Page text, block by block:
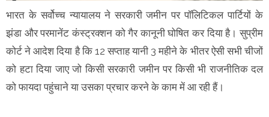
भारत के सर्वोच्च न्यायालय ने सरकारी जमीन पर पॉलिटिकल पार्टियों के
झंडा और परमानेंट कंस्ट्रक्शन को गैर कानूनी घोषित कर दिया है। सुप्रीम
कोर्ट ने आदेश दिया है कि 12 सप्ताह यानी 3 महीने के भीतर ऐसी सभी चीजों
को हटा दिया जाए जो किसी सरकारी जमीन पर किसी भी राजनीतिक दल
को फायदा पहुंचाने या उसका प्रचार करने के काम में आ रही हैं।